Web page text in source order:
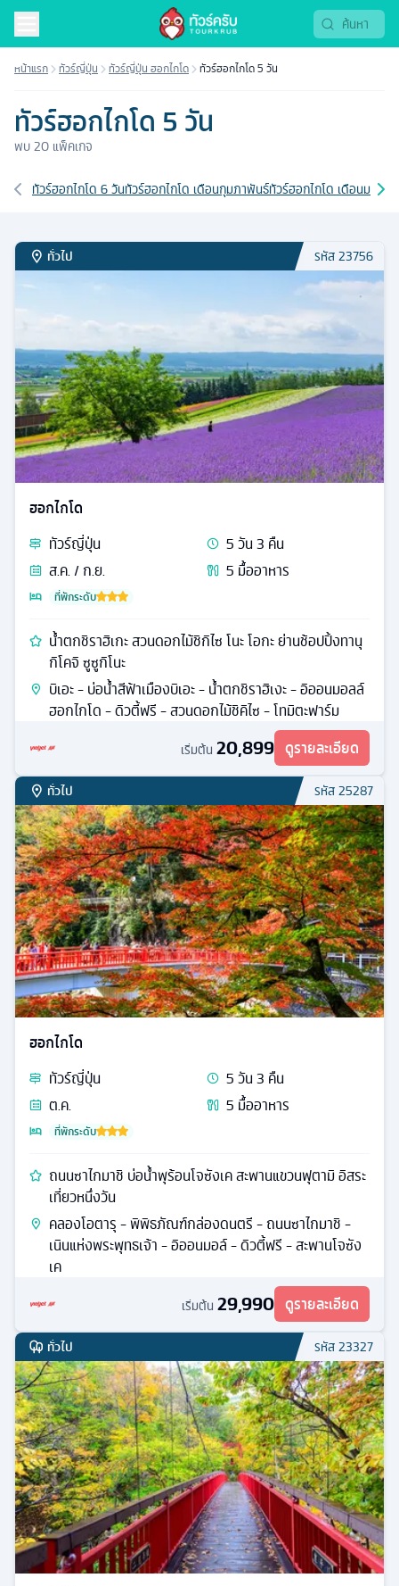
หน้าแรก ทัวร์ญี่ปุ่น ทัวร์ญี่ปุ่น ฮอกไกโด ทัวร์ฮอกไกโด 5 วัน
ทัวร์ฮอกไกโด 5 วัน
พบ20 แพ็คเกจ
เส้นทางที่เกี่ยวข้อง
ทัวร์ฮอกไกโด 6 วันทัวร์ฮอกไกโด เดือนกุมภาพันธ์ทัวร์ฮอกไกโด เดือนมกรา
ทั่วไป รหัส23756
ฮอกไกโด
ทัวร์ญี่ปุ่น 5วัน3 คืน
ส.ค. / ก.ย.
5 มื้ออาหาร
ที่พักระดับ
น้ำตกชิราฮิเกะ สวนดอกไม้ชิกิไซ โนะ โอกะ ย่านช้อปปิ้งทานุ
กิโคจิ ซูซูกิโนะ
บิเอะ - บ่อน้ำสีฟ้าเมืองบิเอะ - น้ำตกชิราฮิเงะ - อิออนมอลล์
ฮอกไกโด - ดิวตี้ฟรี - สวนดอกไม้ชิคิไซ - โทมิตะฟาร์ม
เริ่มต้น 20,899 ดูรายละเอียด
ทั่วไป รหัส25287
ฮอกไกโด
ทัวร์ญี่ปุ่น 5วัน3 คืน
ต.ค.
5 มื้ออาหาร
ที่พักระดับ
ถนนซาไกมาชิ บ่อน้ำพุร้อนโจซังเค สะพานแขวนฟุตามิ อิสระ
เที่ยวหนึ่งวัน
คลองโอตารุ - พิพิธภัณฑ์กล่องดนตรี - ถนนซาไกมาชิ -
เนินแห่งพระพุทธเจ้า - อิออนมอล์ - ดิวตี้ฟรี - สะพานโจซัง
เค
เริ่มต้น 29,990 ดูรายละเอียด
ทั่วไป รหัส23327